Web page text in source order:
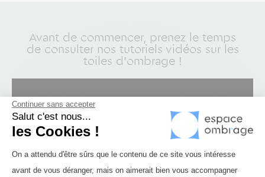
Continuer sans accepter
Salut c'est nous...
les Cookies !
Plateforme de Gestion du
On a attendu d'être sûrs que le contenu de ce site vous intéresse
avant de vous déranger, mais on aimerait bien vous accompagner
Avant de commencer, prenez le temps
de consulter nos tutoriels vidéos sur les
toiles d'ombrage !